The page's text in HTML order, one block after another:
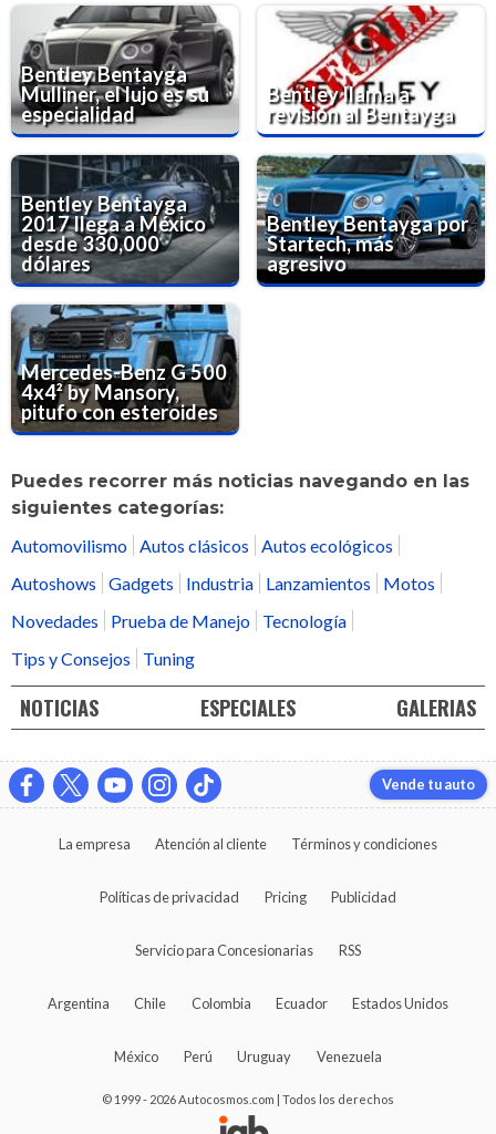
Bentley Bentayga
Mulliner, el lujo es su
especialidad
Bentley llama a
revisión al Bentayga
Bentley Bentayga
2017 llega a México
desde 330,000
dólares
Bentley Bentayga por
Startech, más
agresivo
Mercedes-Benz G 500
4x4² by Mansory,
pitufo con esteroides
Puedes recorrer más noticias navegando en las
siguientes categorías:
Automovilismo
Autos clásicos
Autos ecológicos
Autoshows
Gadgets Industria Lanzamientos
Motos
Novedades
Prueba de Manejo
Tecnología
Tips y Consejos
Tuning
NOTICIAS ESPECIALES GALERIAS
Vende tu auto
La empresa Atención al cliente Términos y condiciones
Políticas de privacidad Pricing Publicidad
Servicio para Concesionarias RSS
Argentina Chile Colombia Ecuador Estados Unidos
México Perú Uruguay Venezuela
© 1999 - 2026 Autocosmos.com | Todos los derechos